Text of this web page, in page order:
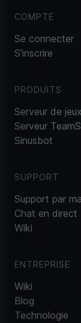
COMPTE
Se connecter
S'inscrire
PRODUITS
Serveur de jeux
Serveur
Sinusbot
SUPPORT
Support par
Chat en direct
Wiki
ENTREPRISE
Wiki
Blog
Technologie